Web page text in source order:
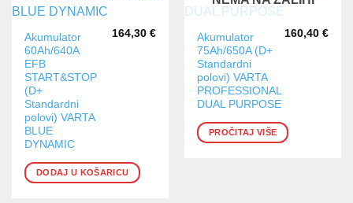
Akumulator
60Ah/640A
EFB
START&STOP
(D+
Standardni
polovi) VARTA
BLUE
DYNAMIC
164,30 €
DODAJ U KOŠARICU
Akumulator
75Ah/650A (D+
Standardni
polovi) VARTA
PROFESSIONAL
DUAL PURPOSE
160,40 €
PROČITAJ VIŠE